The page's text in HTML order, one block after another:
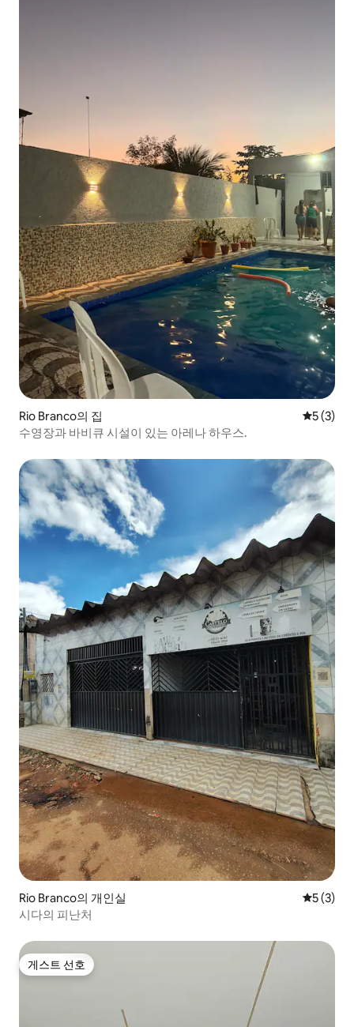
Rio Branco의 집 평점 5점
5 (3)
수영장과 바비큐 시설이 있는 아레나 하우스.
Rio Branco의 개인실 평점 5점
5 (3)
시다의 피난처
게스트 선호
게스트 선호